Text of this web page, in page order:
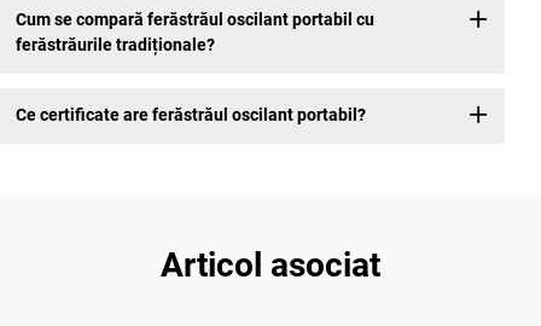
Cum se compară ferăstrăul oscilant portabil cu
ferăstrăurile tradiționale?
Ce certificate are ferăstrăul oscilant portabil?
Articol asociat